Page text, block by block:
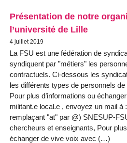
Présentation de notre
l’université de Lille
4 juillet 2019
La FSU est une fédération de
syndiquent par "métiers" les
contractuels. Ci-dessous les
les différents types de personnels de
Pour plus d’informations ou
militant.e local.e , envoyez un mail à
remplaçant "at" par @) SNESUP-
chercheurs et enseignants, Pour
échanger de vive voix avec (…)